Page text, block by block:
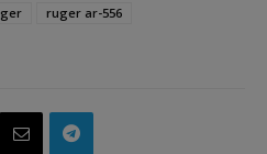
ruger ar-556